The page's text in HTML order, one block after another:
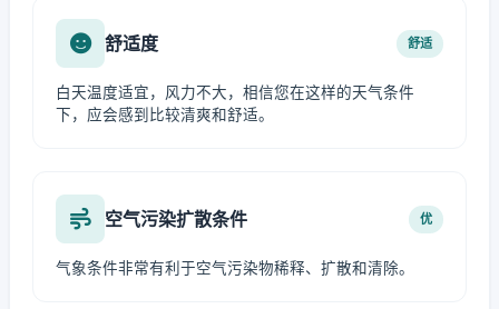
舒适度 舒适
白天温度适宜，风力不大，相信您在这样的天气条件
下，应会感到比较清爽和舒适。
空气污染扩散条件 优
气象条件非常有利于空气污染物稀释、扩散和清除。